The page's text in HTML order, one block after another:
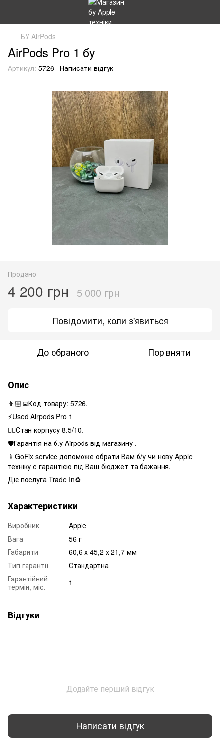
БУ AirPods
AirPods Pro 1 бу
Артикул: 5726 Написати відгук
Продано
4 200 грн 5 000 грн
Повідомити, коли з'явиться
До обраного Порівняти
Опис
👨🏼‍💻Код товару: 5726.
⚡️Used Airpods Pro 1
👌🏻Стан корпусу 8.5/10.
🛡Гарантія на б.у Airpods від магазину .
📱GoFix service допоможе обрати Вам б/у чи нову Apple
техніку с гарантією під Ваш бюджет та бажання.
Діє послуга Trade In♻️
Характеристики
Виробник
Apple
Вага
56 г
Габарити
60,6 х 45,2 х 21,7 мм
Тип гарантії
Стандартна
Гарантійний
термін, міс.
1
Відгуки
Додайте перший відгук
Написати відгук